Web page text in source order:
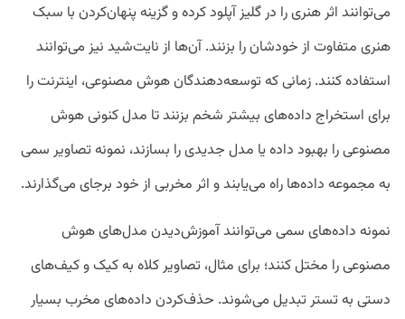
می‌توانند اثر هنری را در گلیز آپلود کرده و گزینه پنهان‌کردن با سبک
هنری متفاوت از خودشان را بزنند. آن‌ها از نایت‌شید نیز می‌توانند
استفاده کنند. زمانی که توسعه‌دهندگان هوش مصنوعی، اینترنت را
برای استخراج داده‌های بیشتر شخم بزنند تا مدل کنونی هوش
مصنوعی را بهبود داده یا مدل جدیدی را بسازند، نمونه تصاویر سمی
به مجموعه داده‌ها راه می‌یابند و اثر مخربی از خود برجای می‌گذارند.
نمونه داده‌های سمی می‌توانند آموزش‌دیدن مدل‌های هوش
مصنوعی را مختل کنند؛ برای مثال، تصاویر کلاه به کیک و کیف‌های
دستی به تستر تبدیل می‌شوند. حذف‌کردن داده‌های مخرب بسیار